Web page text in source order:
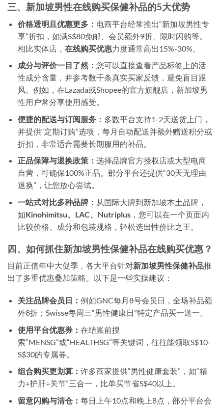
三、新加坡男性在线购买保健补品的5大优势
价格透明且优惠更多： 电商平台经常推出“新加坡男性专
享”折扣，如满S$80免邮、会员额外9折、限时闪购等。
相比实体店， 在线购买优惠力度通常高出15%-30%。
成分与评价一目了然： 您可以直接查看产品标签上的活
性成分含量，并参考数千条真实买家反馈，避免盲目跟
风。例如，在Lazada或Shopee的官方旗舰店，新加坡男
性用户常分享使用感受。
便捷的配送与订阅服务： 多数平台支持1-2天送货上门，
并提供“定期订购”选项，每月自动配送并额外赠送积分或
折扣，非常适合需要长期服用的补品。
正品保障与退换政策： 选择品牌官方授权店或大型电商
自营，可确保100%正品。部分平台还提供“30天无理由
退换”，让您放心尝试。
一站式对比多种品牌： 从国际大牌到新加坡本土品牌，
如Kinohimitsu、LAC、Nutriplus，您可以在一个页面内
比较价格、成分和包装规格，轻松选出性价比之王。
四、如何抓住新加坡男性保健补品在线购买优惠？
目前正值年中大促季，各大平台针对新加坡男性保健补品推
出了多重优惠叠加策略。以下是一些实操建议：
关注品牌会员日： 例如GNC每月8号会员日，全场补品额
外8折；Swisse每周三“男性健康日”特定产品买一送一。
使用平台优惠券： 在结账前搜
索“MENSG”或“HEALTHSG”等关键词，往往能领取S$10-
S$30的专属券。
组合购买更划算： 许多商家提供“男性健康套装”，如“精
力+护肝+关节”三合一，比单买节省S$40以上。
留意闪购与清仓： 每日上午10点和晚上8点，部分平台会